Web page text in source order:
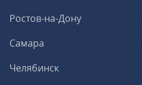
Ростов-на-Дону
Самара
Челябинск